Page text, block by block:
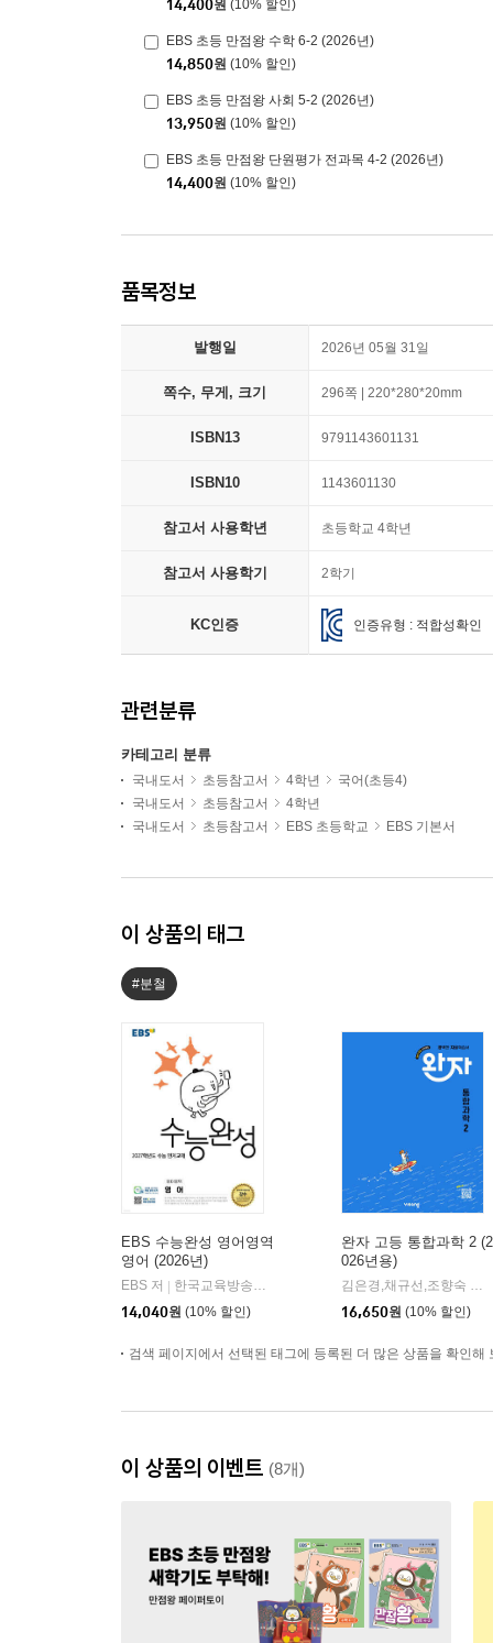
14,400원 (10% 할인)
EBS 초등 만점왕 수학 6-2 (2026년)
14,850원 (10% 할인)
EBS 초등 만점왕 사회 5-2 (2026년)
13,950원 (10% 할인)
EBS 초등 만점왕 단원평가 전과목 4-2 (2026년)
14,400원 (10% 할인)
품목정보
발행일 2026년 05월 31일
쪽수, 무게, 크기 296쪽 | 220*280*20mm
ISBN13 9791143601131
ISBN10 1143601130
참고서 사용학년 초등학교 4학년
참고서 사용학기 2학기
KC인증 인증유형 : 적합성확인
관련분류
카테고리 분류
국내도서 초등참고서 4학년
국어(초등4)
국내도서
초등참고서
4학년
국내도서
초등참고서 EBS 초등학교 EBS 기본서
이 상품의 태그
#분철
EBS 수능완성 영어영역
영어 (2026년)
EBS 저
한국교육방송공사
14,040원 (10% 할인)
완자 고등 통합과학 2 (2
026년용)
김은경,채규선,조향숙 등저
16,650원 (10% 할인)
검색 페이지에서 선택된 태그에 등록된 더 많은 상품을 확인해
이 상품의 이벤트 (8개)